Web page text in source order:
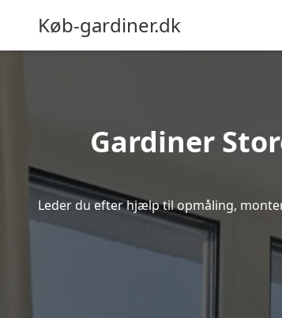
Køb-gardiner.dk
Gardiner
Leder du efter hjælp til opmåling,